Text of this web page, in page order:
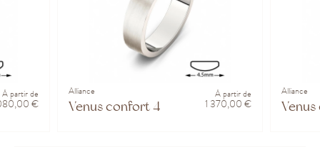
À partir de
€
Alliance
Venus confort 4.5 mm
À partir de
1 370,00 €
Alliance